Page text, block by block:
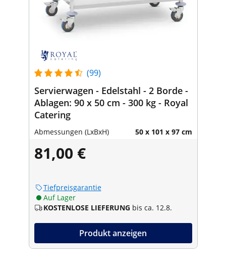
(99)
Servierwagen - Edelstahl - 2 Borde -
Ablagen: 90 x 50 cm - 300 kg - Royal
Catering
Abmessungen (LxBxH) 50 x 101 x 97 cm
81,00 €
Tiefpreisgarantie
Auf Lager
KOSTENLOSE LIEFERUNG bis ca. 12.8.
Produkt anzeigen